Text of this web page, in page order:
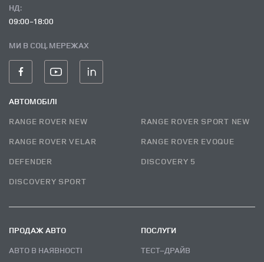
НД:
09:00-18:00
МИ В СОЦ. МЕРЕЖАХ
АВТОМОБІЛІ
RANGE ROVER NEW
RANGE ROVER SPORT NEW
RANGE ROVER VELAR
RANGE ROVER EVOQUE
DEFENDER
DISCOVERY 5
DISCOVERY SPORT
ПРОДАЖ АВТО
АВТО В НАЯВНОСТІ
ПОСЛУГИ
ТЕСТ–ДРАЙВ